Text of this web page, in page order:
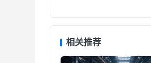
相关推荐